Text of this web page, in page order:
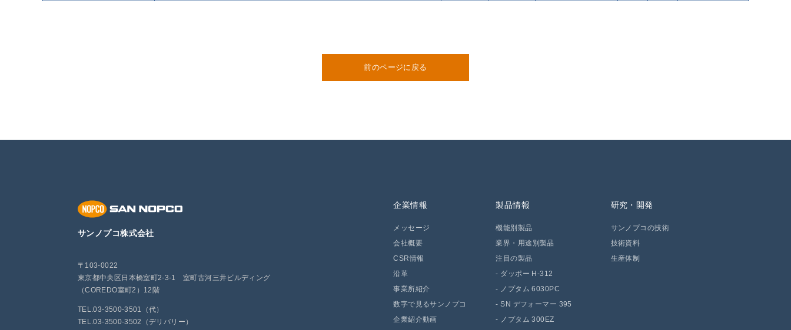
前のページに戻る
サンノプコ株式会社
〒103-0022
東京都中央区日本橋室町2-3-1 室町古河三井ビルディング
（COREDO室町2）12階
TEL.03-3500-3501（代）
TEL.03-3500-3502（デリバリー）
企業情報
メッセージ
会社概要
CSR情報
沿革
事業所紹介
数字で見るサンノプコ
企業紹介動画
製品情報
機能別製品
業界・用途別製品
注目の製品
- ダッポー H-312
- ノプタム 6030PC
-SN デフォーマー 395
- ノプタム 300EZ
研究・開発
サンノプコの技術
技術資料
生産体制